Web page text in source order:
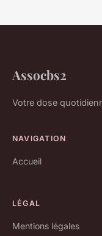
Assocbs2
Votre dose
NAVIGATION
Accueil
LÉGAL
Mentions légales